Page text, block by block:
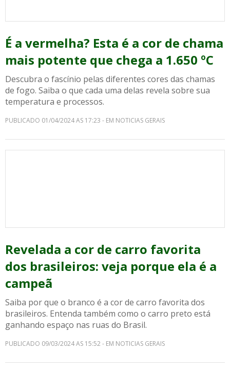
É a vermelha? Esta é a cor de chama
mais potente que chega a 1.650 ºC
Descubra o fascínio pelas diferentes cores das chamas
de fogo. Saiba o que cada uma delas revela sobre sua
temperatura e processos.
PUBLICADO 01/04/2024 AS 17:23 - EM NOTICIAS GERAIS
Revelada a cor de carro favorita
dos brasileiros: veja porque ela é a
campeã
Saiba por que o branco é a cor de carro favorita dos
brasileiros. Entenda também como o carro preto está
ganhando espaço nas ruas do Brasil.
PUBLICADO 09/03/2024 AS 15:52 - EM NOTICIAS GERAIS